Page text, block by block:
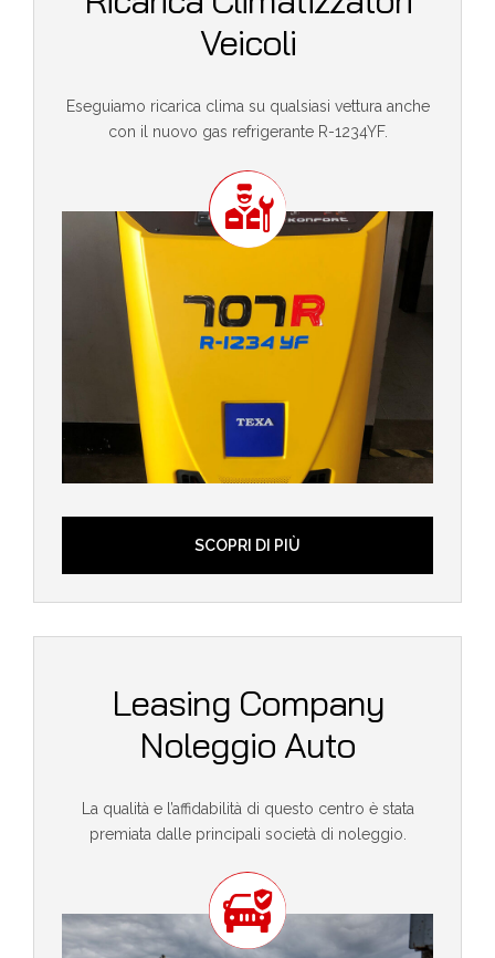
Veicoli
Eseguiamo ricarica clima su qualsiasi vettura anche
con il nuovo gas refrigerante R-1234YF.
SCOPRI DI PIÙ
Leasing Company
Noleggio Auto
La qualità e l’affidabilità di questo centro è stata
premiata dalle principali società di noleggio.